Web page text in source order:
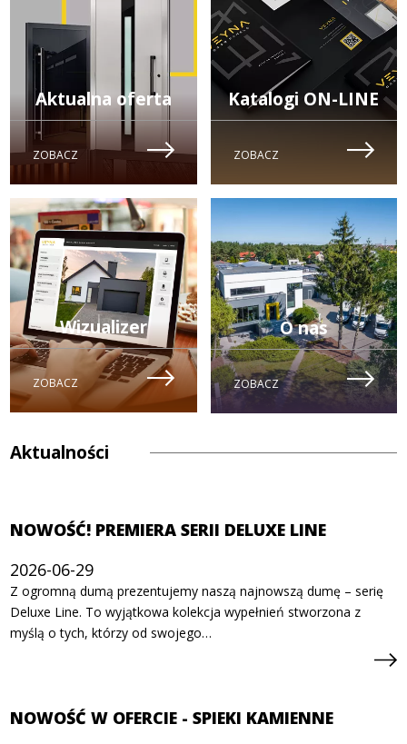
Aktualna oferta
ZOBACZ
Katalogi ON-LINE
ZOBACZ
NOWEJ
KARCIE
Wizualizer
ZOBACZ OTWORZY
SIĘ
W
O nas
ZOBACZ
Aktualności
NOWOŚĆ! PREMIERA SERII DELUXE LINE
2026-06-29
Z ogromną dumą prezentujemy naszą najnowszą dumę – serię
Deluxe Line. To wyjątkowa kolekcja wypełnień stworzona z
myślą o tych, którzy od swojego…
NOWOŚĆ W OFERCIE - SPIEKI KAMIENNE